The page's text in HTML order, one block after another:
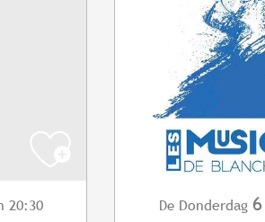
20:30 De Donderdag 6